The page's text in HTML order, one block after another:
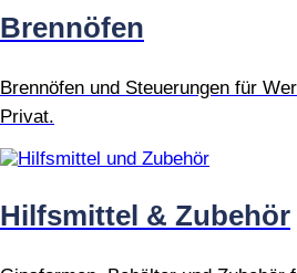
Brennöfen
Brennöfen und Steuerungen für
Privat.
Hilfsmittel & Zubehör